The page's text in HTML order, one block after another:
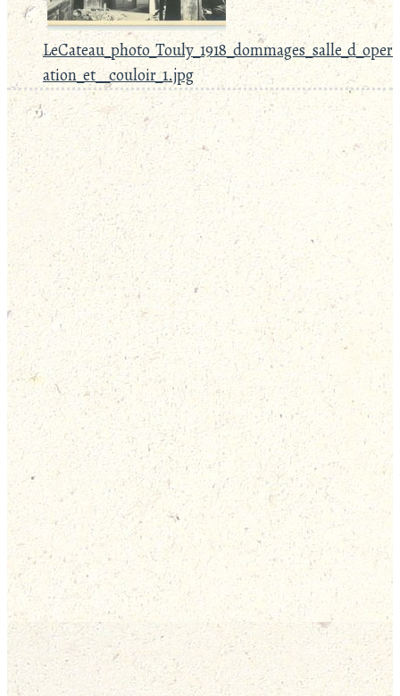
LeCateau_photo_Touly_1918_dommages_salle_d_oper
ation_et__couloir_1.jpg